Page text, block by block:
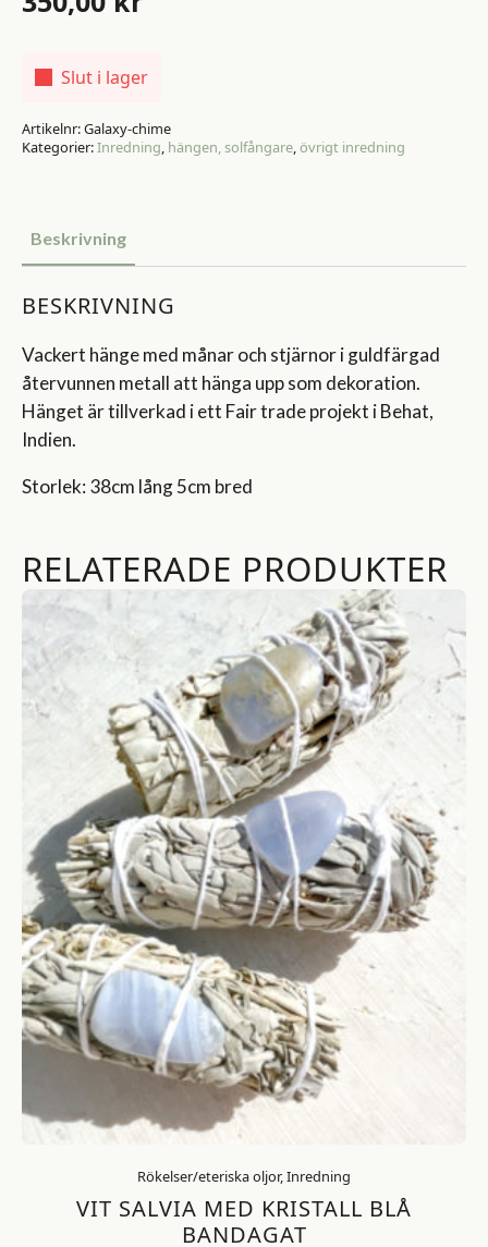
Slut i lager
Artikelnr:Galaxy-chime
Kategorier:Inredning, hängen, solfångare,övrigt inredning
Beskrivning
BESKRIVNING
Vackert hänge med månar och stjärnor i guldfärgad
återvunnen metall att hänga upp som dekoration.
Hänget är tillverkad i ett Fair trade projekt i Behat,
Indien.
Storlek: 38cm lång 5cm bred
RELATERADE PRODUKTER
Rökelser/eteriska oljor, Inredning
VIT SALVIA MED KRISTALL BLÅ
BANDAGAT